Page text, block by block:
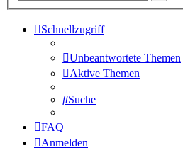
Schnellzugriff
Unbeantwortete Themen
Aktive Themen
Suche
FAQ
Anmelden